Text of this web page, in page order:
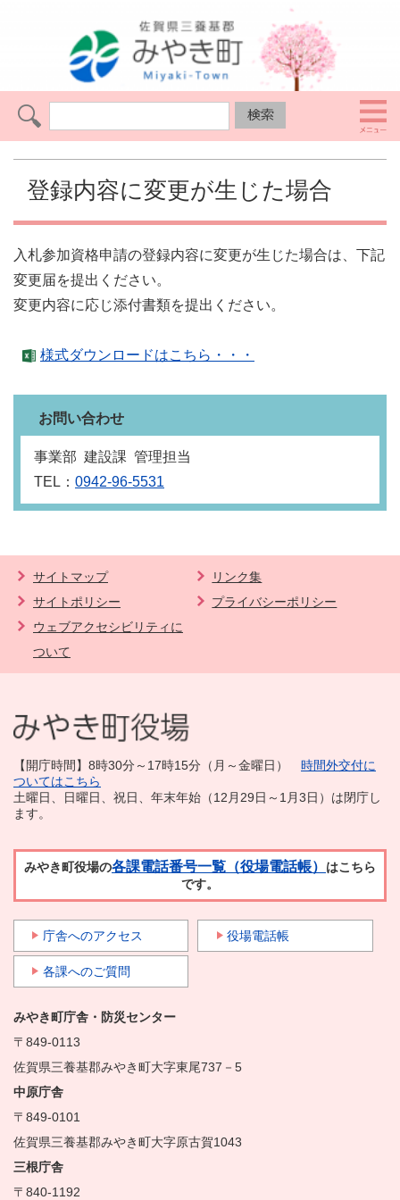
登録内容に変更が生じた場合
入札参加資格申請の登録内容に変更が生じた場合は、下記
変更届を提出ください。
変更内容に応じ添付書類を提出ください。
様式ダウンロードはこちら・・・
お問い合わせ
事業部 建設課 管理担当
TEL： 0942-96-5531
サイトマップ
リンク集
サイトポリシー
プライバシーポリシー
ウェブアクセシビリティに
ついて
【開庁時間】8時30分～17時15分（月～金曜日） 時間外交付に
ついてはこちら
土曜日、日曜日、祝日、年末年始（12月29日～1月3日）は閉庁し
ます。
みやき町役場の各課電話番号一覧（役場電話帳） はこちら
です。
庁舎へのアクセス 役場電話帳
各課へのご質問
みやき町庁舎・防災センター
〒849-0113
佐賀県三養基郡みやき町大字東尾737－5
中原庁舎
〒849-0101
佐賀県三養基郡みやき町大字原古賀1043
三根庁舎
〒840-1192